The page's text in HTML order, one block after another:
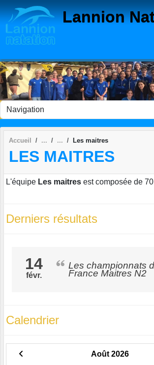
Lannion
Accueil Les maitres
LES MAITRES
L'équipe Les maitres est composée de
Derniers résultats
14
févr.
Les championnats de
France Maitres N2
Calendrier
Août 2026
Panneau de gestion des cookies